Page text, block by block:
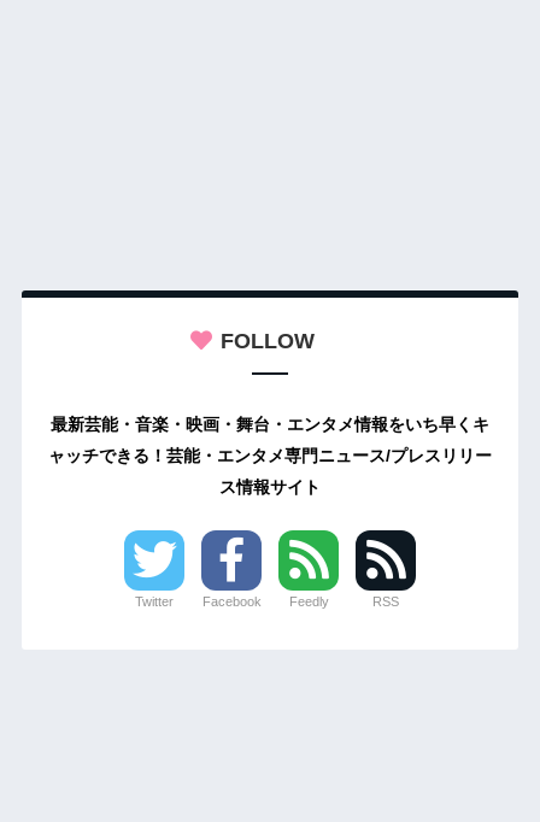
FOLLOW
最新芸能・音楽・映画・舞台・エンタメ情報をいち早くキ
ャッチできる！芸能・エンタメ専門ニュース/プレスリリー
ス情報サイト
Twitter Facebook Feedly RSS